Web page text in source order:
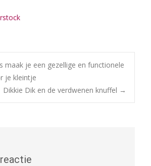
maak je een gezellige en functionele
je kleintje
Dikkie Dik en de verdwenen knuffel →